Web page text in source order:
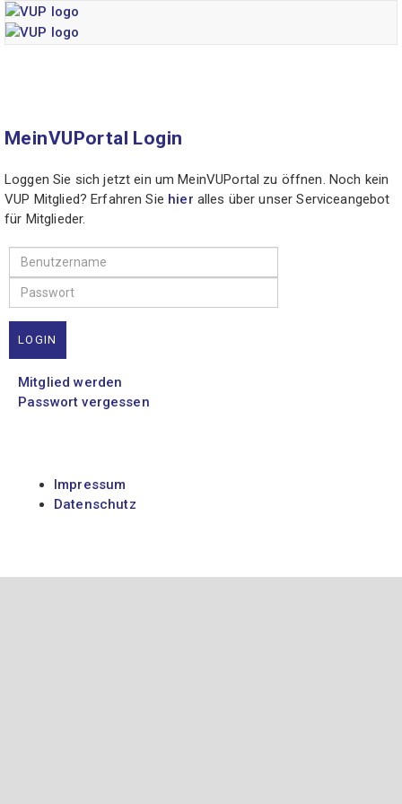
MeinVUPortal Login
Loggen Sie sich jetzt ein um MeinVUPortal zu öffnen. Noch kein
VUP Mitglied? Erfahren Sie hier alles über unser Serviceangebot
für Mitglieder.
LOGIN
Mitglied werden
Passwort vergessen
Impressum
Datenschutz